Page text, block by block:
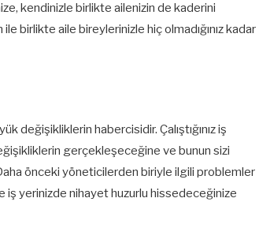
kendinizle birlikte ailenizin de kaderini
birlikte aile bireylerinizle hiç olmadığınız kadar
değişikliklerin habercisidir. Çalıştığınız iş
gerçekleşeceğine ve bunun sizi
önceki yöneticilerden biriyle ilgili problemler
iş yerinizde nihayet huzurlu hissedeceğinize